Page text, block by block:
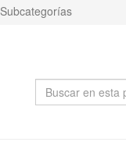
Subcategorías